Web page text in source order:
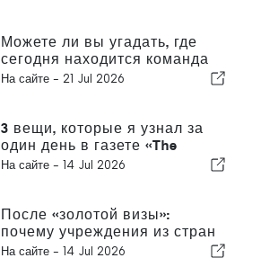
роль
Можете ли вы угадать, где
сегодня находится команда
The Portugal News?
На сайте - 21 Jul 2026
3 вещи, которые я узнал за
один день в газете «The
Portugal News»
На сайте - 14 Jul 2026
После «золотой визы»:
почему учреждения из стран
Персидского залива по-
На сайте - 14 Jul 2026